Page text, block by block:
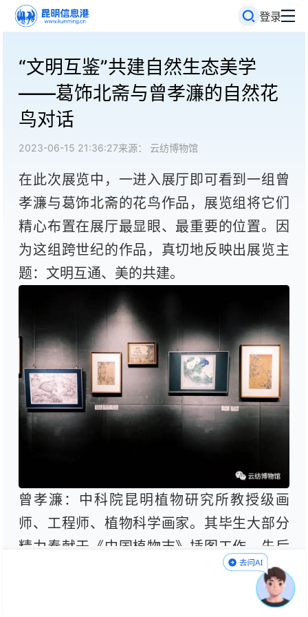
登录
“文明互鉴”共建自然生态美学
——葛饰北斋与曾孝濂的自然花
鸟对话
2023-06-15 21:36:27来源： 云纺博物馆
在此次展览中，一进入展厅即可看到一组曾
孝濂与葛饰北斋的花鸟作品，展览组将它们
精心布置在展厅最显眼、最重要的位置。因
为这组跨世纪的作品，真切地反映出展览主
题：文明互通、美的共建。
曾孝濂：中科院昆明植物研究所教授级画
师、工程师、植物科学画家。其毕生大部分
精力奉献于《中国植物志》插图工作，先后
出版了《云南百鸟图》《百鸟图精品选》
《花之韵》《鸟语.花香》《云南花鸟》等画